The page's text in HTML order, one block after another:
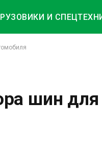
И
шин для